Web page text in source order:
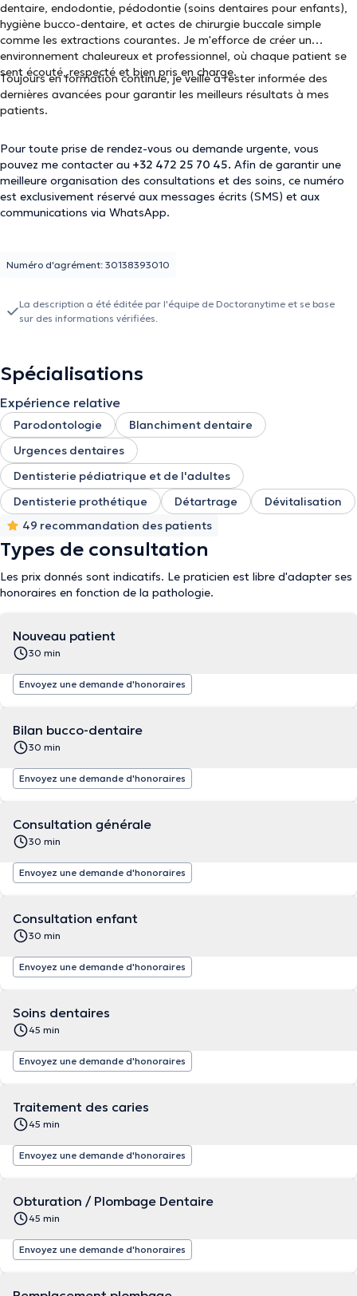
dentaire, endodontie, pédodontie (soins dentaires pour enfants),
hygiène bucco-dentaire, et actes de chirurgie buccale simple
comme les extractions courantes. Je m'efforce de créer un
environnement chaleureux et professionnel, où chaque patient se
sent écouté, respecté et bien pris en charge.
Toujours en formation continue, je veille à rester informée des
dernières avancées pour garantir les meilleurs résultats à mes
patients.
Pour toute prise de rendez-vous ou demande urgente, vous
pouvez me contacter au +32 472 25 70 45. Afin de garantir une
meilleure organisation des consultations et des soins, ce numéro
est exclusivement réservé aux messages écrits (SMS) et aux
communications via WhatsApp.
Numéro d'agrément: 30138393010
La description a été éditée par l'équipe de Doctoranytime et se base
sur des informations vérifiées.
Spécialisations
Expérience relative
Parodontologie
Blanchiment dentaire
Urgences dentaires
Dentisterie pédiatrique et de l'adultes
Dentisterie prothétique
Détartrage
Dévitalisation
49 recommandation des patients
Types de consultation
Les prix donnés sont indicatifs. Le praticien est libre d'adapter ses
honoraires en fonction de la pathologie.
Nouveau patient
30 min
Envoyez une demande d'honoraires
Bilan bucco-dentaire
30 min
Envoyez une demande d'honoraires
Consultation générale
30 min
Envoyez une demande d'honoraires
Consultation enfant
30 min
Envoyez une demande d'honoraires
Soins dentaires
45 min
Envoyez une demande d'honoraires
Traitement des caries
45 min
Envoyez une demande d'honoraires
Obturation / Plombage Dentaire
45 min
Envoyez une demande d'honoraires